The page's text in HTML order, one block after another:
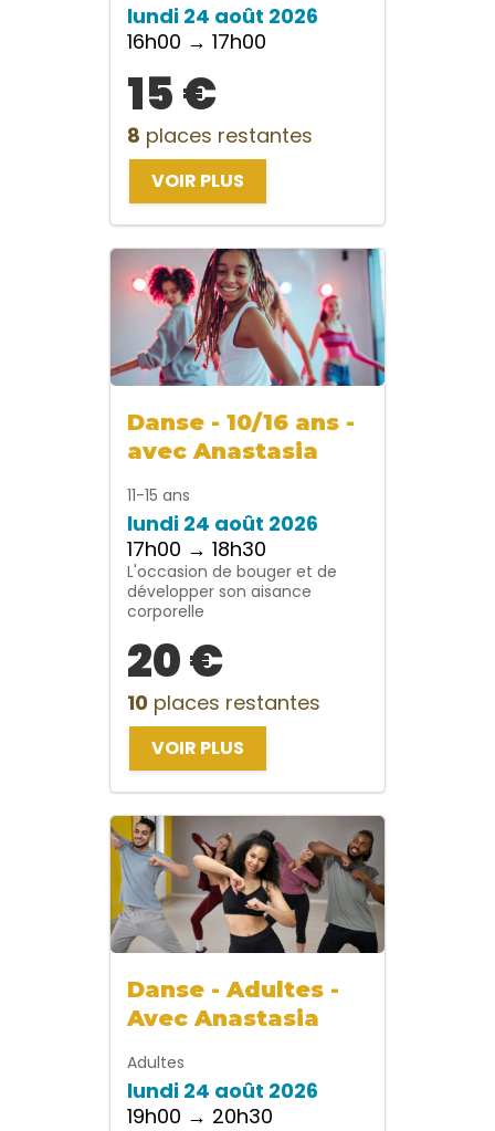
lundi 24 août 2026
16h00 → 17h00
15 €
8 places restantes
VOIR PLUS
Danse - 10/16 ans -
avec Anastasia
11-15 ans
lundi 24 août 2026
17h00 → 18h30
L'occasion de bouger et de
développer son aisance
corporelle
20 €
10 places restantes
VOIR PLUS
Danse - Adultes -
Avec Anastasia
Adultes
lundi 24 août 2026
19h00 → 20h30